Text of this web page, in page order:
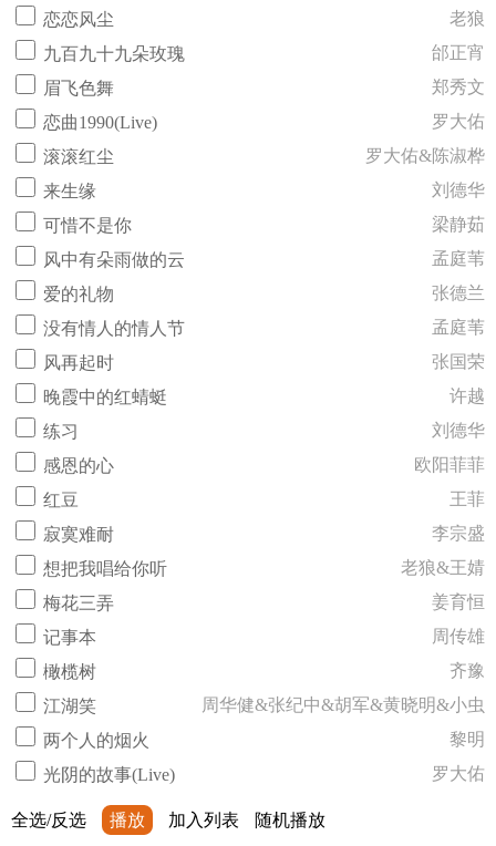
恋恋风尘
老狼
九百九十九朵玫瑰
邰正宵
眉飞色舞
郑秀文
恋曲1990(Live)
罗大佑
滚滚红尘
罗大佑&陈淑桦
来生缘
刘德华
可惜不是你
梁静茹
风中有朵雨做的云
孟庭苇
爱的礼物
张德兰
没有情人的情人节
孟庭苇
风再起时
张国荣
晚霞中的红蜻蜓
许越
练习
刘德华
感恩的心
欧阳菲菲
红豆
王菲
寂寞难耐
李宗盛
想把我唱给你听
老狼&王婧
梅花三弄
姜育恒
记事本
周传雄
橄榄树
齐豫
江湖笑
周华健&张纪中&胡军&黄晓明&小虫
两个人的烟火
黎明
光阴的故事(Live)
罗大佑
全选/反选 播放 加入列表 随机播放